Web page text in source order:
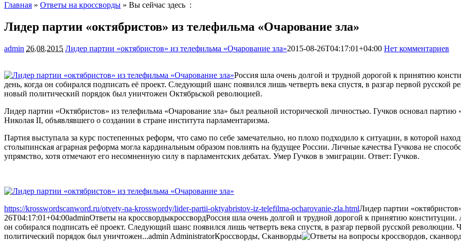
Главная » Ответы на кроссворды » Вы сейчас здесь :
Лидер партии «октябристов» из телефильма «Очарование зла»
admin 26.08.2015 Лидер партии «октябристов» из телефильма «Очарование зла»2015-08-26T04:17:01+04:00 Нет комментариев
Россия шла очень долгой и трудной дорогой к принятию
день, когда он собирался подписать её проект. Следующий шанс появился лишь четверть века спустя, в разгар первой русской
новый политический порядок был уничтожен Октябрьской революцией.
Лидер партии «Октябристов» из телефильма «Очарование зла» был реальной исторической личностью. Гучков основал
Николая II, объявлявшего о создании в стране института парламентаризма.
Партия выступала за курс постепенных реформ, что само по себе замечательно, но плохо подходило к ситуации, в которой
столыпинская аграрная реформа могла кардинальным образом повлиять на будущее России. Личные качества Гучкова не
упрямство, хотя отмечают его несомненную силу в парламентских дебатах. Умер Гучков в эмиграции. Ответ: Гучков.
https://krosswordscanword.ru/otvety-na-krosswordy/lider-partii-oktyabristov-iz-telefilma-ocharovanie-zla.htmlЛидер партии
26T04:17:01+04:00adminОтветы на кроссвордыкроссвордРоссия шла очень долгой и трудной дорогой к принятию конституции.
он собирался подписать её проект. Следующий шанс появился лишь четверть века спустя, в разгар первой русской революции.
политический порядок был уничтожен...admin AdministratorКроссворды, Сканворды